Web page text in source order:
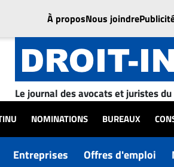
À proposNous joindre
Le journal des avocats et juristes du
NOMINATIONS BUREAUX
Entreprises Offres d'emploi